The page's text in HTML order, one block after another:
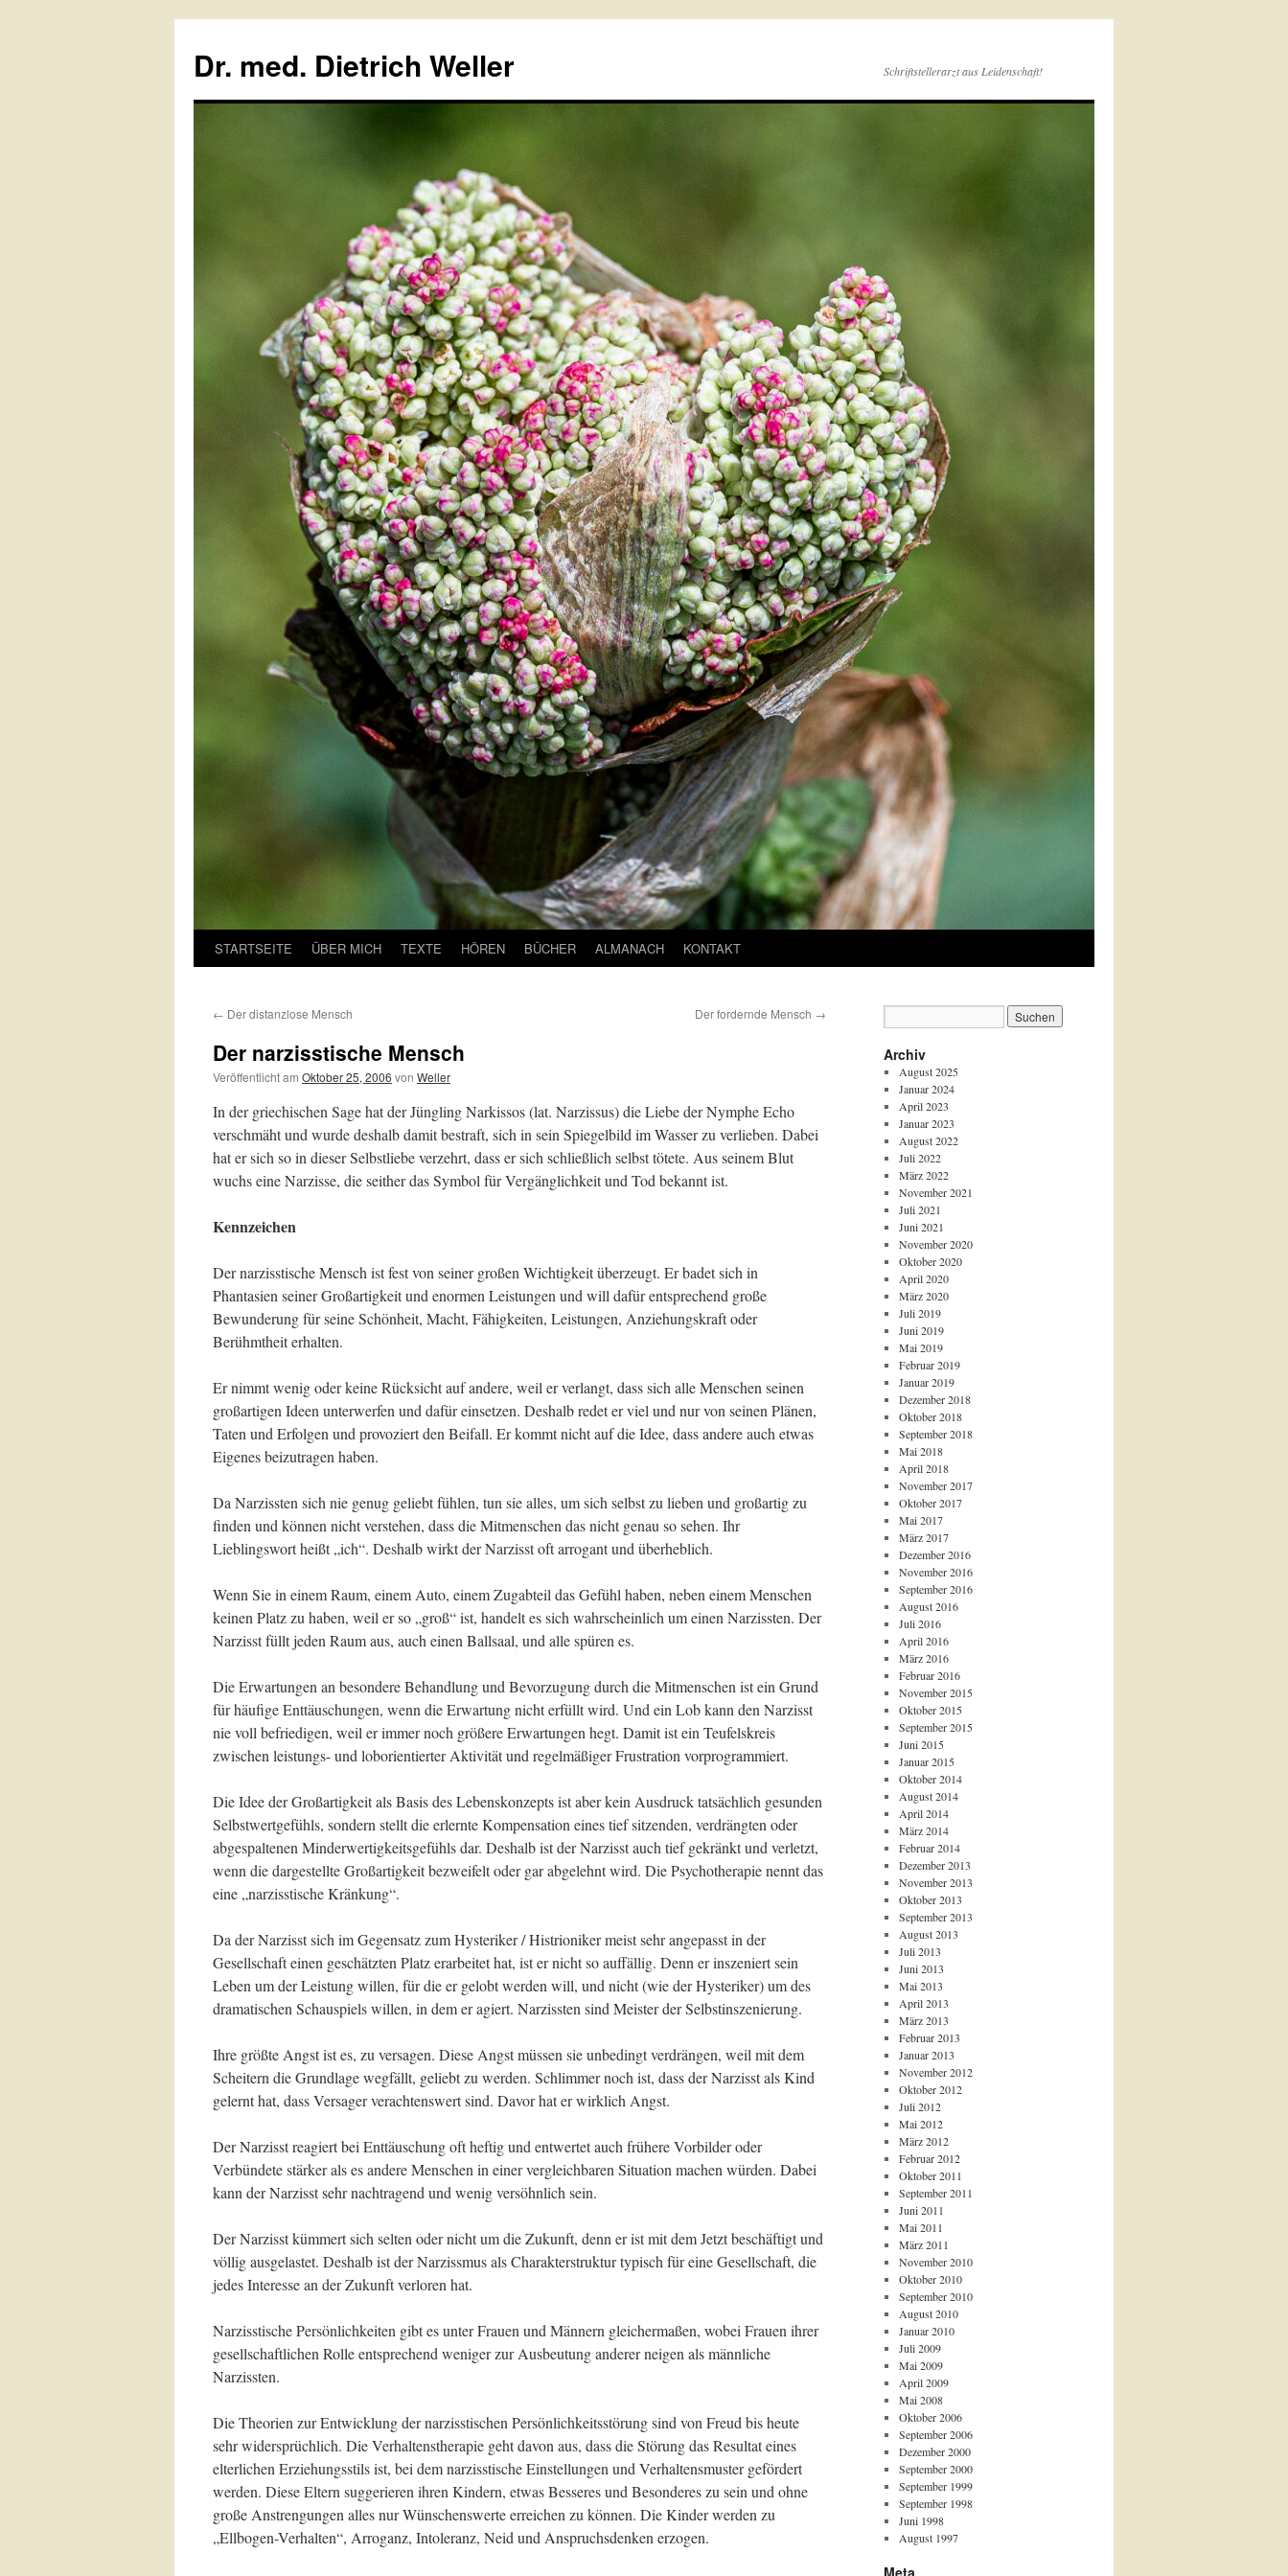
springen
Dr. med. Dietrich Weller Schriftstellerarzt aus Leidenschaft!
STARTSEITE ÜBER MICH TEXTE HÖREN BÜCHER ALMANACH KONTAKT
← Der distanzlose Mensch Der fordernde Mensch →
Der narzisstische Mensch
Veröffentlicht am Oktober 25, 2006 von Weller
In der griechischen Sage hat der Jüngling Narkissos (lat. Narzissus) die Liebe der Nymphe Echo
verschmäht und wurde deshalb damit bestraft, sich in sein Spiegelbild im Wasser zu verlieben. Dabei
hat er sich so in dieser Selbstliebe verzehrt, dass er sich schließlich selbst tötete. Aus seinem Blut
wuchs eine Narzisse, die seither das Symbol für Vergänglichkeit und Tod bekannt ist.
Kennzeichen
Der narzisstische Mensch ist fest von seiner großen Wichtigkeit überzeugt. Er badet sich in
Phantasien seiner Großartigkeit und enormen Leistungen und will dafür entsprechend große
Bewunderung für seine Schönheit, Macht, Fähigkeiten, Leistungen, Anziehungskraft oder
Berühmtheit erhalten.
Er nimmt wenig oder keine Rücksicht auf andere, weil er verlangt, dass sich alle Menschen seinen
großartigen Ideen unterwerfen und dafür einsetzen. Deshalb redet er viel und nur von seinen Plänen,
Taten und Erfolgen und provoziert den Beifall. Er kommt nicht auf die Idee, dass andere auch etwas
Eigenes beizutragen haben.
Da Narzissten sich nie genug geliebt fühlen, tun sie alles, um sich selbst zu lieben und großartig zu
finden und können nicht verstehen, dass die Mitmenschen das nicht genau so sehen. Ihr
Lieblingswort heißt „ich“. Deshalb wirkt der Narzisst oft arrogant und überheblich.
Wenn Sie in einem Raum, einem Auto, einem Zugabteil das Gefühl haben, neben einem Menschen
keinen Platz zu haben, weil er so „groß“ ist, handelt es sich wahrscheinlich um einen Narzissten. Der
Narzisst füllt jeden Raum aus, auch einen Ballsaal, und alle spüren es.
Die Erwartungen an besondere Behandlung und Bevorzugung durch die Mitmenschen ist ein Grund
für häufige Enttäuschungen, wenn die Erwartung nicht erfüllt wird. Und ein Lob kann den Narzisst
nie voll befriedigen, weil er immer noch größere Erwartungen hegt. Damit ist ein Teufelskreis
zwischen leistungs- und loborientierter Aktivität und regelmäßiger Frustration vorprogrammiert.
Die Idee der Großartigkeit als Basis des Lebenskonzepts ist aber kein Ausdruck tatsächlich gesunden
Selbstwertgefühls, sondern stellt die erlernte Kompensation eines tief sitzenden, verdrängten oder
abgespaltenen Minderwertigkeitsgefühls dar. Deshalb ist der Narzisst auch tief gekränkt und verletzt,
wenn die dargestellte Großartigkeit bezweifelt oder gar abgelehnt wird. Die Psychotherapie nennt das
eine „narzisstische Kränkung“.
Da der Narzisst sich im Gegensatz zum Hysteriker / Histrioniker meist sehr angepasst in der
Gesellschaft einen geschätzten Platz erarbeitet hat, ist er nicht so auffällig. Denn er inszeniert sein
Leben um der Leistung willen, für die er gelobt werden will, und nicht (wie der Hysteriker) um des
dramatischen Schauspiels willen, in dem er agiert. Narzissten sind Meister der Selbstinszenierung.
Ihre größte Angst ist es, zu versagen. Diese Angst müssen sie unbedingt verdrängen, weil mit dem
Scheitern die Grundlage wegfällt, geliebt zu werden. Schlimmer noch ist, dass der Narzisst als Kind
gelernt hat, dass Versager verachtenswert sind. Davor hat er wirklich Angst.
Der Narzisst reagiert bei Enttäuschung oft heftig und entwertet auch frühere Vorbilder oder
Verbündete stärker als es andere Menschen in einer vergleichbaren Situation machen würden. Dabei
kann der Narzisst sehr nachtragend und wenig versöhnlich sein.
Der Narzisst kümmert sich selten oder nicht um die Zukunft, denn er ist mit dem Jetzt beschäftigt und
völlig ausgelastet. Deshalb ist der Narzissmus als Charakterstruktur typisch für eine Gesellschaft, die
jedes Interesse an der Zukunft verloren hat.
Narzisstische Persönlichkeiten gibt es unter Frauen und Männern gleichermaßen, wobei Frauen ihrer
gesellschaftlichen Rolle entsprechend weniger zur Ausbeutung anderer neigen als männliche
Narzissten.
Die Theorien zur Entwicklung der narzisstischen Persönlichkeitsstörung sind von Freud bis heute
sehr widersprüchlich. Die Verhaltenstherapie geht davon aus, dass die Störung das Resultat eines
elterlichen Erziehungsstils ist, bei dem narzisstische Einstellungen und Verhaltensmuster gefördert
werden. Diese Eltern suggerieren ihren Kindern, etwas Besseres und Besonderes zu sein und ohne
große Anstrengungen alles nur Wünschenswerte erreichen zu können. Die Kinder werden zu
„Ellbogen-Verhalten“, Arroganz, Intoleranz, Neid und Anspruchsdenken erzogen.
Archiv
August 2025
Januar 2024
April 2023
Januar 2023
August 2022
Juli 2022
März 2022
November 2021
Juli 2021
Juni 2021
November 2020
Oktober 2020
April 2020
März 2020
Juli 2019
Juni 2019
Mai 2019
Februar 2019
Januar 2019
Dezember 2018
Oktober 2018
September 2018
Mai 2018
April 2018
November 2017
Oktober 2017
Mai 2017
März 2017
Dezember 2016
November 2016
September 2016
August 2016
Juli 2016
April 2016
März 2016
Februar 2016
November 2015
Oktober 2015
September 2015
Juni 2015
Januar 2015
Oktober 2014
August 2014
April 2014
März 2014
Februar 2014
Dezember 2013
November 2013
Oktober 2013
September 2013
August 2013
Juli 2013
Juni 2013
Mai 2013
April 2013
März 2013
Februar 2013
Januar 2013
November 2012
Oktober 2012
Juli 2012
Mai 2012
März 2012
Februar 2012
Oktober 2011
September 2011
Juni 2011
Mai 2011
März 2011
November 2010
Oktober 2010
September 2010
August 2010
Januar 2010
Juli 2009
Mai 2009
April 2009
Mai 2008
Oktober 2006
September 2006
Dezember 2000
September 2000
September 1999
September 1998
Juni 1998
August 1997
Meta